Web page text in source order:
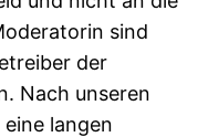
sind
der
Nach unseren
langen